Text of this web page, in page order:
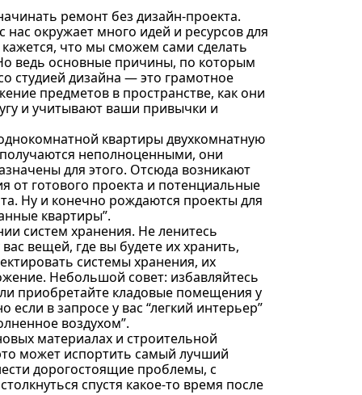
ремонт без дизайн-проекта.
нас окружает много идей и ресурсов для
что мы сможем сами сделать
ведь основные причины, по которым
студией дизайна — это грамотное
предметов в пространстве, как они
и учитывают ваши привычки и
квартиры двухкомнатную
неполноценными, они
для этого. Отсюда возникают
от готового проекта и потенциальные
Ну и конечно рождаются проекты для
квартиры”.
систем хранения. Не ленитесь
вещей, где вы будете их хранить,
системы хранения, их
Небольшой совет: избавляйтесь
приобретайте кладовые помещения у
если в запросе у вас “легкий интерьер”
воздухом”.
материалах и строительной
может испортить самый лучший
дорогостоящие проблемы, с
спустя какое-то время после